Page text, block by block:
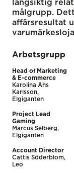
långsiktig
målgrupp.
affärsresultat
Arbetsgrupp
Head of Marketing
& E-commerce
Karolina Åhs
Karlsson,
Elgiganten
Project Lead
Gaming
Marcus Selberg,
Elgiganten
Account Director
Cattis Söderblom,
Leo